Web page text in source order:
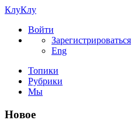
КлуКлу
Войти
Зарегистрироваться
Eng
Топики
Рубрики
Мы
Новое